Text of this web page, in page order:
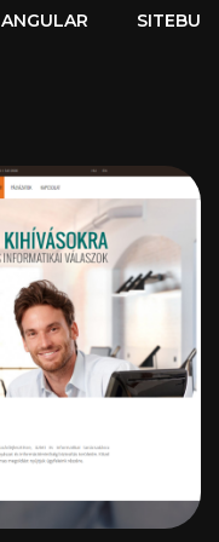
ANGULAR